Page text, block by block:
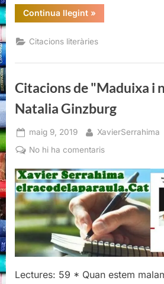
Continua llegint“Citacions
de
i
nata",
Natalia
»
Citacions literàries
Citacions de "Maduixa i
Natalia Ginzburg
Posted
on
maig 9, 2019 By
XavierSerrahima
No hi ha comentarisa
de
"Maduixa
i
nata",
de
Natalia
Ginzburg
Lectures: 59 * Quan estem